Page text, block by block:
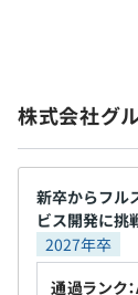
・在宅勤務が
整備費として
入社時に最新
月1万円まで
り徒歩10分
・交通費支給
・開発環境構
・リモートワ
前年度の月平
11.0時間
前年度の有
16.0日
前事業年度
がサービス
きる環境です。 エンジニアとして技
い、世の中
い、新しい
好奇心旺盛
ます
株式会社グ
新卒からフル
ビス開発に挑
2027年卒
通過ランク